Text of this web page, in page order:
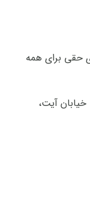
هرکدام از این
حقی برای همه
آیت،